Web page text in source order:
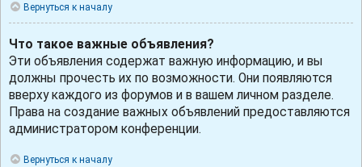
Вернуться к началу
Что такое важные объявления?
Эти объявления содержат важную информацию, и вы
должны прочесть их по возможности. Они появляются
вверху каждого из форумов и в вашем личном разделе.
Права на создание важных объявлений предоставляются
администратором конференции.
Вернуться к началу